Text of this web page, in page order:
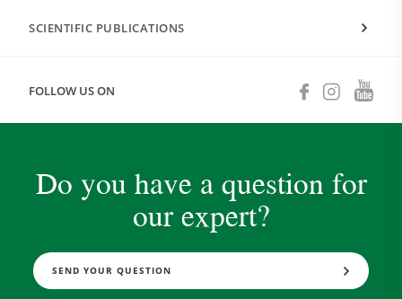
SCIENTIFIC PUBLICATIONS
FOLLOW US ON
Do you have a question for
our expert?
SEND YOUR QUESTION